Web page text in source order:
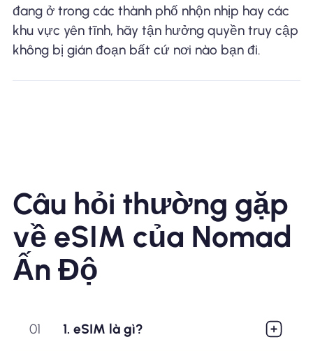
đang ở trong các thành phố nhộn nhịp hay các
khu vực yên tĩnh, hãy tận hưởng quyền truy cập
không bị gián đoạn bất cứ nơi nào bạn đi.
Câu hỏi thường gặp
về eSIM của Nomad
Ấn Độ
01 1. eSIM là gì?